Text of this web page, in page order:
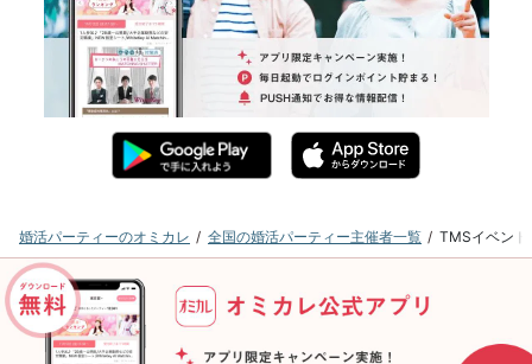
婚活パーティーのオミカレ 全国の婚活パーティー主催者一覧 TMSイベント